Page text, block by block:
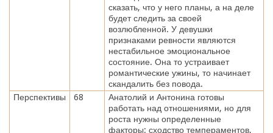
сказать, что у него планы, а на деле
будет следить за своей
возлюбленной. У девушки
признаками ревности являются
нестабильное эмоциональное
состояние. Она то устраивает
романтические ужины, то начинает
скандалить без повода.
Перспективы
68
Анатолий и Антонина готовы
работать над отношениями, но для
роста нужны определенные
факторы: сходство темпераментов,